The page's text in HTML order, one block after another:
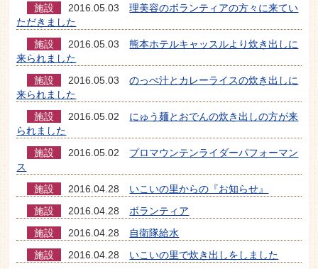
施設
2016.05.03理美容のボランティアの方々に来てい
ただきました
施設
2016.05.03熊本ホテルキャッスルより炊き出しに
来られました
施設
2016.05.03のっぺ汁とカレーライスの炊き出しに
来られました
施設
2016.05.02 にゅう麺とおでんの炊き出しの方が来
られました
施設
2016.05.02 プロマウンテンライダーパフォーマン
ス
施設
2016.04.28 いこいの里からの『お知らせ』
施設
2016.04.28 ボランティア
施設
2016.04.28 自衛隊給水
施設
2016.04.28 いこいの里で炊き出しをしました